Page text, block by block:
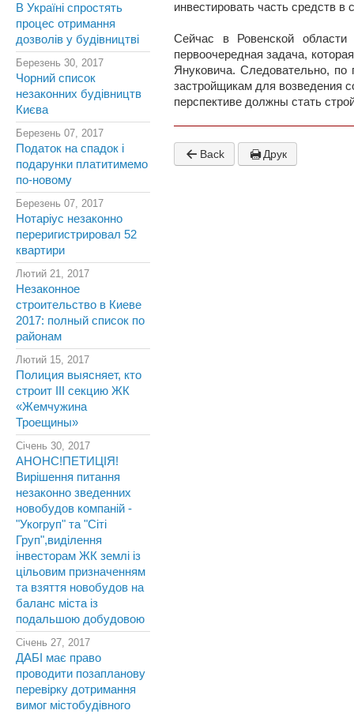
В Україні спростять
процес отримання
дозволів у будівництві
Березень 30, 2017
Чорний список
незаконних будівництв
Києва
Березень 07, 2017
Податок на спадок і
подарунки платитимемо
по-новому
Березень 07, 2017
Нотаріус незаконно
переригистрировал 52
квартири
Лютий 21, 2017
Незаконное
строительство в Киеве
2017: полный список по
районам
Лютий 15, 2017
Полиция выясняет, кто
строит III секцию ЖК
«Жемчужина
Троещины»
Січень 30, 2017
АНОНС!ПЕТИЦІЯ!
Вирішення питання
незаконно зведенних
новобудов компаній -
"Укогруп" та "Сіті
Груп",виділення
інвесторам ЖК землі із
цільовим призначенням
та взяття новобудов на
баланс міста із
подальшою добудовою
Січень 27, 2017
ДАБІ має право
проводити позапланову
перевірку дотримання
вимог містобудівного
инвестировать часть средств
Сейчас в Ровенской
первоочередная задача,
Януковича. Следовательно, по
застройщикам для возведения
перспективе должны стать
Back Друк